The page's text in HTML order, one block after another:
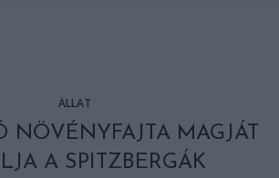
ÁLLAT
NÖVÉNYFAJTA MAGJÁT
A SPITZBERGÁK